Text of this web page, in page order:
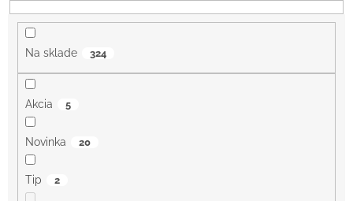
k
Na sklade 324
Akcia 5
Novinka 20
Tip 2